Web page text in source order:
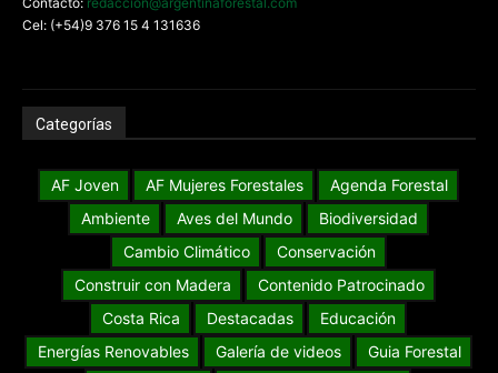
Cel: (+54)9 376 15 4 131636
Categorías
AF Joven AF Mujeres Forestales
Agenda Forestal
Ambiente
Aves del Mundo
Biodiversidad
Cambio Climático
Conservación
Construir con Madera
Contenido Patrocinado
Costa Rica
Destacadas
Educación
Energías Renovables
Galería de videos
Guia Forestal